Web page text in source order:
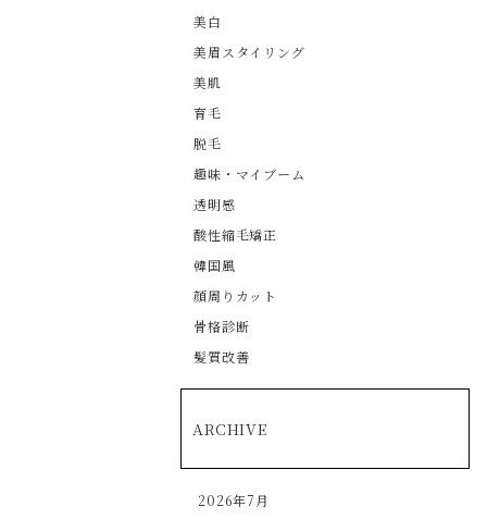
美白
美眉スタイリング
美肌
育毛
脱毛
趣味・マイブーム
透明感
酸性縮毛矯正
韓国風
顔周りカット
骨格診断
髪質改善
ARCHIVE
2026年7月